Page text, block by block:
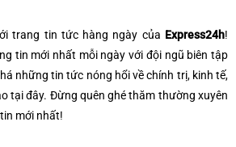
trang tin tức hàng ngày của Express24h!
tin mới nhất mỗi ngày với đội ngũ biên tập
những tin tức nóng hổi về chính trị, kinh tế,
tại đây. Đừng quên ghé thăm thường xuyên
mới nhất!